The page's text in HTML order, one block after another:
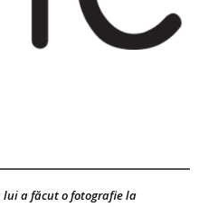
a făcut o fotografie la